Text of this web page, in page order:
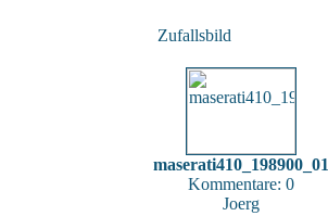
Zufallsbild
maserati410_198900_01
Kommentare: 0
Joerg